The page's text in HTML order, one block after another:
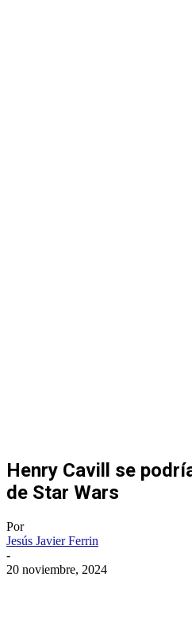
Henry Cavill se
de Star Wars
Por
Jesús Javier Ferrin
-
20 noviembre, 2024